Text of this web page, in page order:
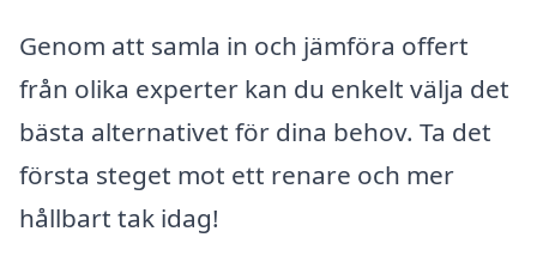
Genom att samla in och jämföra offert
från olika experter kan du enkelt välja det
bästa alternativet för dina behov. Ta det
första steget mot ett renare och mer
hållbart tak idag!